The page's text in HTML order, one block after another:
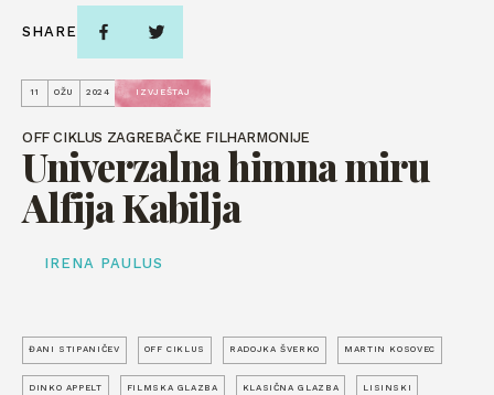
11 OŽU 2024 IZVJEŠTAJ
OFF CIKLUS ZAGREBAČKE FILHARMONIJE
Univerzalna himna miru
Alfija Kabilja
IRENA PAULUS
SHARE
ĐANI STIPANIČEV OFF CIKLUS RADOJKA ŠVERKO MARTIN KOSOVEC
DINKO APPELT FILMSKA GLAZBA KLASIČNA GLAZBA LISINSKI